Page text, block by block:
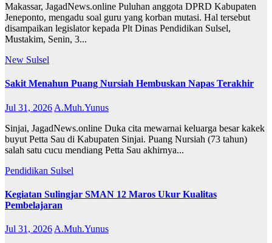
Makassar, JagadNews.online Puluhan anggota DPRD Kabupaten
Jeneponto, mengadu soal guru yang korban mutasi. Hal tersebut
disampaikan legislator kepada Plt Dinas Pendidikan Sulsel,
Mustakim, Senin, 3...
New Sulsel
Sakit Menahun Puang Nursiah Hembuskan Napas Terakhir
Jul 31, 2026 A.Muh.Yunus
Sinjai, JagadNews.online Duka cita mewarnai keluarga besar kakek
buyut Petta Sau di Kabupaten Sinjai. Puang Nursiah (73 tahun)
salah satu cucu mendiang Petta Sau akhirnya...
Pendidikan Sulsel
Kegiatan Sulingjar SMAN 12 Maros Ukur Kualitas
Pembelajaran
Jul 31, 2026 A.Muh.Yunus